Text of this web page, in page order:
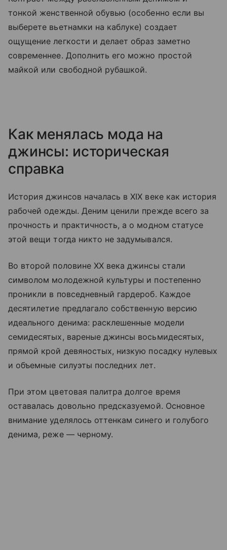
тонкой женственной обувью (особенно если вы
выберете вьетнамки на каблуке) создает
ощущение легкости и делает образ заметно
современнее. Дополнить его можно простой
майкой или свободной рубашкой.
Как менялась мода на
джинсы: историческая
справка
История джинсов началась в XIX веке как история
рабочей одежды. Деним ценили прежде всего за
прочность и практичность, а о модном статусе
этой вещи тогда никто не задумывался.
Во второй половине XX века джинсы стали
символом молодежной культуры и постепенно
проникли в повседневный гардероб. Каждое
десятилетие предлагало собственную версию
идеального денима: расклешенные модели
семидесятых, вареные джинсы восьмидесятых,
прямой крой девяностых, низкую посадку нулевых
и объемные силуэты последних лет.
При этом цветовая палитра долгое время
оставалась довольно предсказуемой. Основное
внимание уделялось оттенкам синего и голубого
денима, реже — черному.